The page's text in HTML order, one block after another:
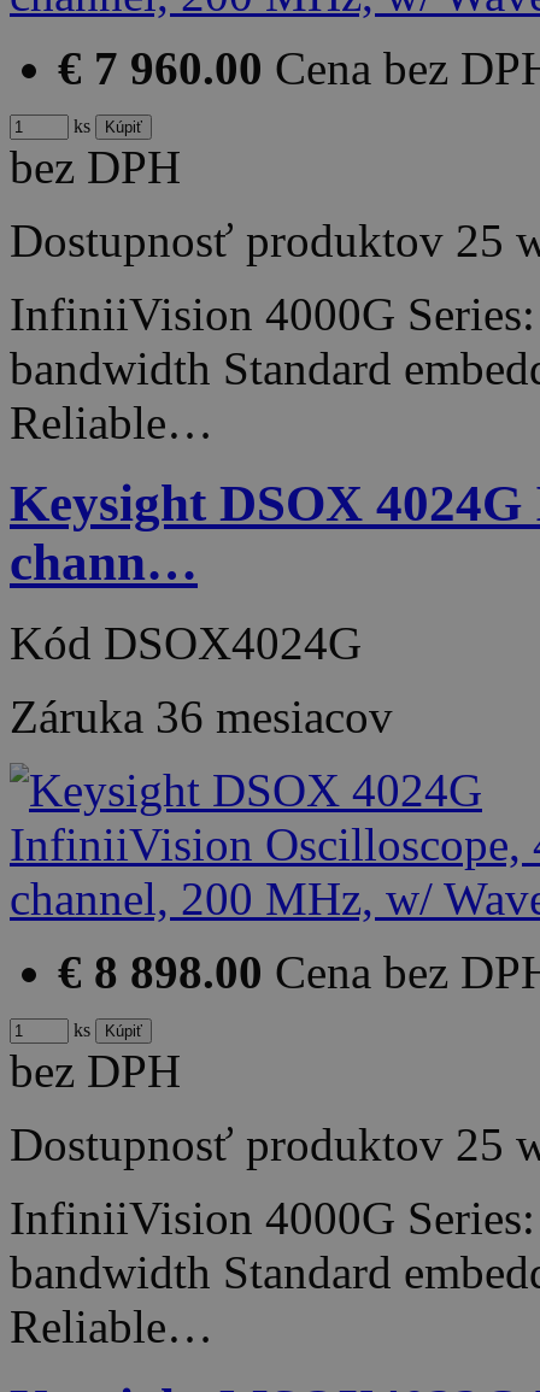
€ 7 960.00 Cena bez
ks
bez DPH
Dostupnosť produktov 25
InfiniiVision 4000G
bandwidth Standard
Reliable…
Keysight DSOX
chann…
Kód DSOX4024G
Záruka 36 mesiacov
€ 8 898.00 Cena bez
ks
bez DPH
Dostupnosť produktov 25
InfiniiVision 4000G
bandwidth Standard
Reliable…